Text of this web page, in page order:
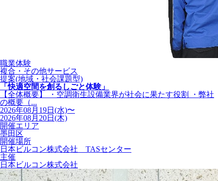
職業体験
複合・その他サービス
提案(地域・社会課題型)
「快適空間を創るしごと体験」
【全体概要】 ・空調衛生設備業界が社会に果たす役割 ・弊社
の概要（...
2026年08月19日(水)〜
2026年08月20日(木)
開催エリア
墨田区
開催場所
日本ビルコン株式会社 TASセンター
主催
日本ビルコン株式会社